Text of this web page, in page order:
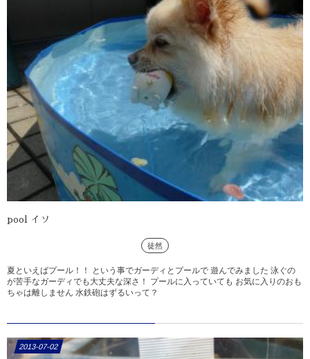
pool イソ
徒然
夏といえばプール！！ という事でガーディとプールで 遊んでみました 泳ぐの
が苦手なガーディでも大丈夫な深さ！ プールに入っていても お気に入りのおも
ちゃは離しません 水鉄砲はずるいって？
2013-07-02